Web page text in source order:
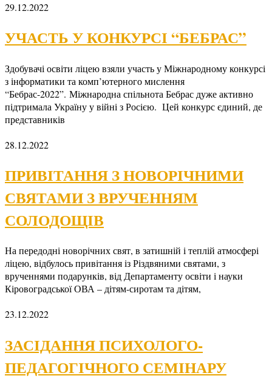
29.12.2022
УЧАСТЬ У КОНКУРСІ “БЕБРАС”
Здобувачі освіти ліцею взяли участь у Міжнародному конкурсі
з інформатики та комп’ютерного мислення
“Бебрас-2022”. Міжнародна спільнота Бебрас дуже активно
підтримала Україну у війні з Росією. Цей конкурс єдиний, де
представників
28.12.2022
ПРИВІТАННЯ З НОВОРІЧНИМИ
СВЯТАМИ З ВРУЧЕННЯМ
СОЛОДОЩІВ
На передодні новорічних свят, в затишній і теплій атмосфері
ліцею, відбулось привітання із Різдвяними святами, з
врученнями подарунків, від Департаменту освіти і науки
Кіровоградської ОВА – дітям-сиротам та дітям,
23.12.2022
ЗАСІДАННЯ ПСИХОЛОГО-
ПЕДАГОГІЧНОГО СЕМІНАРУ